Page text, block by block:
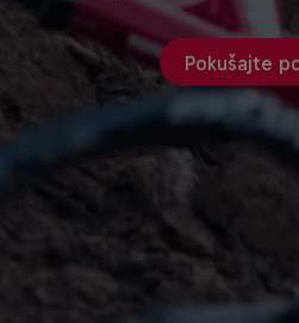
Pokušajte